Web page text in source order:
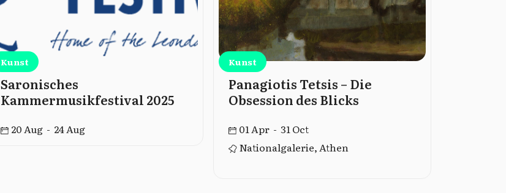
Kunst
Saronisches
Kammermusikfestival 2025
20 Aug - 24 Aug
Kunst
Panagiotis Tetsis – Die
Obsession des Blicks
01 Apr - 31 Oct
Nationalgalerie, Athen